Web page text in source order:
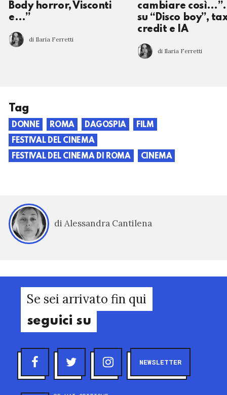
Body horror, Visconti
e…”
di Ilaria Ferretti
cambiare così…”.
su “Disco boy”,
credit e IA
di Ilaria Ferretti
Tag
DONNE ROMA DAGOSPIA
FILM
FESTIVAL DEL CINEMA
FESTIVAL DEL CINEMA DI ROMA
CINEMA
di Alessandra Cantilena
Se sei arrivato fin qui
seguici su
NEWSLETTER